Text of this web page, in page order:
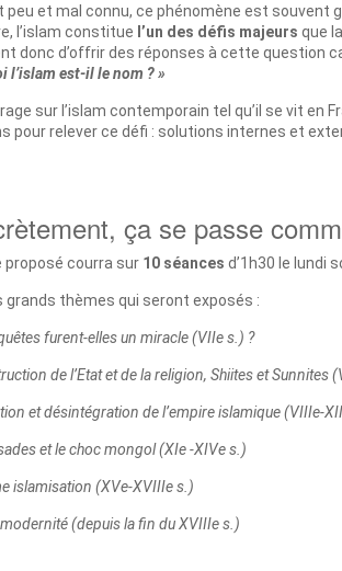
peu et mal connu, ce phénomène est souvent
l’islam constitue l’un des défis majeurs que
donc d’offrir des réponses à cette question
l’islam est-il le nom ? »
sur l’islam contemporain tel qu’il se vit
pour relever ce défi : solutions internes et
ça se passe
proposé courra sur 10 séances d’1h30 le lundi
grands thèmes qui seront exposés :
furent-elles un miracle (VIIe s.) ?
de l’Etat et de la religion, Shiites et Sunnites
et désintégration de l’empire islamique (VIIIe-
et le choc mongol (XIe -XIVe s.)
islamisation (XVe-XVIIIe s.)
(depuis la fin du XVIIIe s.)